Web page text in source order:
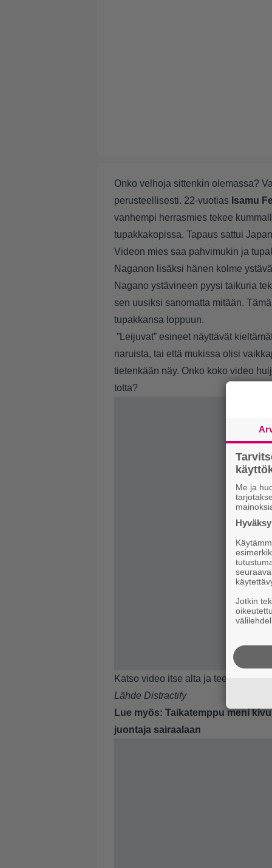
Onko velhoja sittenkin olemassa?
perusteellisesti. 22-vuotias Isamu
vanhempi herrasmies tekee
tupakkakopissa. Tapaus sattui
Videon mies saa pahvimukin ja
Naganon lisäksi hänen kolme
Nagano ystävineen pyysi taikuria
sen uusiksi sanomatta mitään.
tupakkansa loppuun.
”Leijuvat” esineet näyttävät
naruista, tai että mukissa olisi
tietenkään näy. Onko koko video
totta?
Katso video itse alta ja tee omat
Lähde Distractify
Lue myös: Taikatemppu meni
juontaja sairaalaan
Me ja
Jotkin